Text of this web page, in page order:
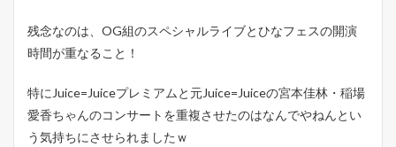
残念なのは、OG組のスペシャルライブとひなフェスの開演
時間が重なること！
特にJuice=Juiceプレミアムと元Juice=Juiceの宮本佳林・稲場
愛香ちゃんのコンサートを重複させたのはなんでやねんとい
う気持ちにさせられましたｗ